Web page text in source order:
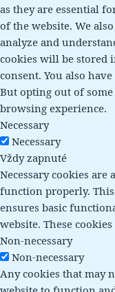
as they are essential
of the website. We
analyze and
cookies will be
consent. You also
But opting out of
browsing experience.
Necessary
Necessary
Vždy zapnuté
Necessary cookies
function properly.
ensures basic
website. These
Non-necessary
Non-necessary
Any cookies that may